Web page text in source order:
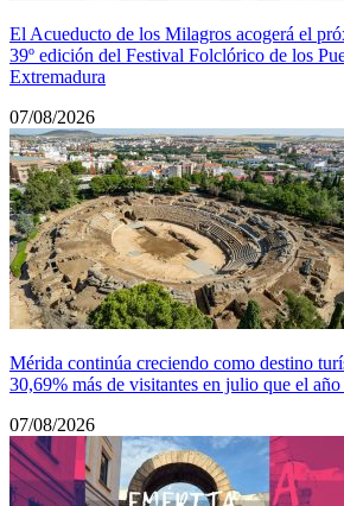
El Acueducto de los Milagros acogerá el
39º edición del Festival Folclórico de los
Extremadura
07/08/2026
Mérida continúa creciendo como destino
30,69% más de visitantes en julio que el año
07/08/2026